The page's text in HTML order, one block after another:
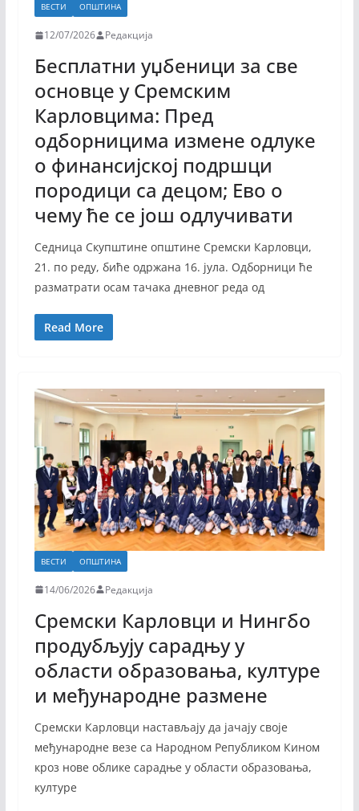
ВЕСТИ ОПШТИНА
12/07/2026 Редакција
Бесплатни уџбеници за све
основце у Сремским
Карловцима: Пред
одборницима измене одлуке
о финансијској подршци
породици са децом; Ево о
чему ће се још одлучивати
Седница Скупштине општине Сремски Карловци,
21. по реду, биће одржана 16. јула. Одборници ће
разматрати осам тачака дневног реда од
Read More
ВЕСТИ ОПШТИНА
14/06/2026 Редакција
Сремски Карловци и Нингбо
продубљују сарадњу у
области образовања, културе
и међународне размене
Сремски Карловци настављају да јачају своје
међународне везе са Народном Републиком Кином
кроз нове облике сарадње у области образовања,
културе